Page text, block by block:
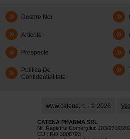
Despre Noi
Articole
Prospecte
Politica De
Confidentialitate
www.catena.ro - © 2026
CATENA PHARMA SRL
Nr. Registrul Comerţului: J03/2710/
CUI: RO 3008793